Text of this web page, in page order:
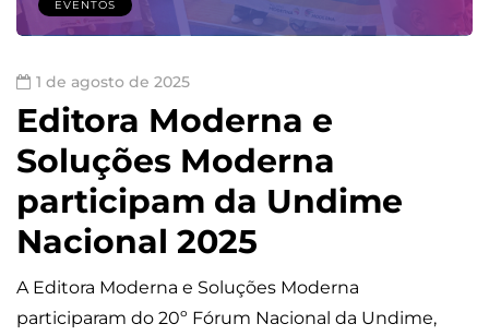
EVENTOS
1 de agosto de 2025
Editora Moderna e
Soluções Moderna
participam da Undime
Nacional 2025
A Editora Moderna e Soluções Moderna
participaram do 20º Fórum Nacional da Undime,